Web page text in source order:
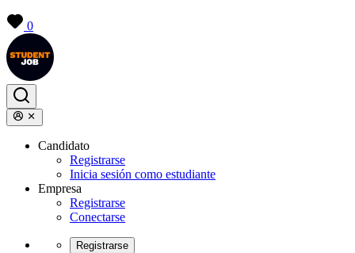
0
Candidato
Registrarse
Inicia sesión como estudiante
Empresa
Registrarse
Conectarse
Registrarse